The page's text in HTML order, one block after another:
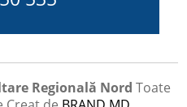
Regională Nord Toate